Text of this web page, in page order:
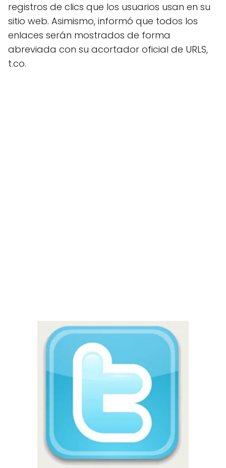
registros de clics que los usuarios usan en su
sitio web. Asimismo, informó que todos los
enlaces serán mostrados de forma
abreviada con su acortador oficial de URLS,
t.co.